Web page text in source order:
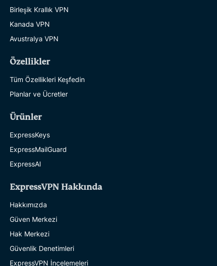
Birleşik Krallık VPN
Kanada VPN
Avustralya VPN
Özellikler
Tüm Özellikleri Keşfedin
Planlar ve Ücretler
Ürünler
ExpressKeys
ExpressMailGuard
ExpressAI
ExpressVPN Hakkında
Hakkımızda
Güven Merkezi
Hak Merkezi
Güvenlik Denetimleri
ExpressVPN İncelemeleri